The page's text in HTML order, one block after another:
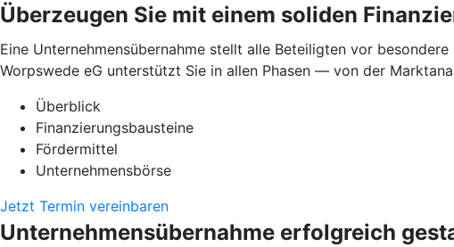
Überzeugen Sie mit einem soliden
Eine Unternehmensübernahme stellt alle Beteiligten vor
Worpswede eG unterstützt Sie in allen Phasen — von der
Überblick
Finanzierungsbausteine
Fördermittel
Unternehmensbörse
Jetzt Termin vereinbaren
Unternehmensübernahme erfolgreich